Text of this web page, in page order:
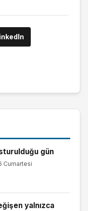
gün
Cumartesi
yalnızca